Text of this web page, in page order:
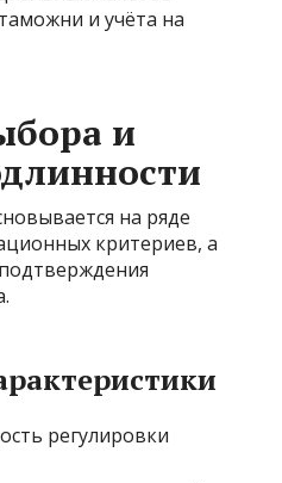
и учёта на
и
на ряде
критериев, а
регулировки